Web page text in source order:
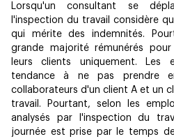
Lorsqu'un consultant se
l'inspection du travail considère
qui mérite des indemnités.
grande majorité rémunérés
leurs clients uniquement. Les
tendance à ne pas prendre
collaborateurs d'un client A et un
travail. Pourtant, selon les
analysés par l'inspection du
journée est prise par le temps